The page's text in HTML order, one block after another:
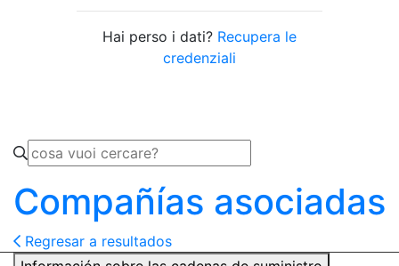
Hai perso i dati? Recupera le
credenziali
Compañías asociadas
Regresar a resultados